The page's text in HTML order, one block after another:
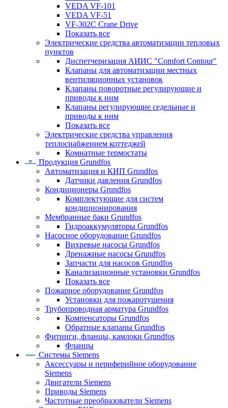
VEDA VF-101
VEDA VF-51
VF-302C Crane Drive
Показать все
Электрические средства автоматизации тепловых
пунктов
Диспетчеризация АИИС "Comfort Contour"
Клапаны для автоматизации местных
вентиляционных установок
Клапаны поворотные регулирующие и
приводы к ним
Клапаны регулирующие седельные и
приводы к ним
Показать все
Электрические средства управления
теплоснабжением коттеджей
Комнатные термостаты
Продукция Grundfos
Автоматизация и КИП Grundfos
Датчики давления Grundfos
Кондиционеры Grundfos
Комплектующие для систем
кондиционирования
Мембранные баки Grundfos
Гидроаккумуляторы Grundfos
Насосное оборудование Grundfos
Вихревые насосы Grundfos
Дренажные насосы Grundfos
Запчасти для насосов Grundfos
Канализационные установки Grundfos
Показать все
Пожарное оборудование Grundfos
Установки для пожаротушения
Трубопроводная арматура Grundfos
Компенсаторы Grundfos
Обратные клапаны Grundfos
Фитинги, фланцы, камлоки Grundfos
Фланцы
Системы Siemens
Аксессуары и периферийное оборудование
Siemens
Двигатели Siemens
Приводы Siemens
Частотные преобразователи Siemens